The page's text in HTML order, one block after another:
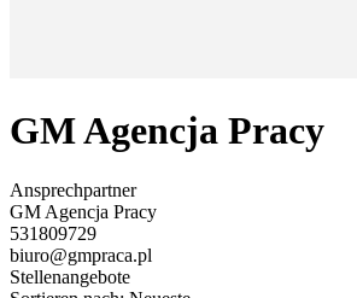
GM Agencja Pracy
Ansprechpartner
GM Agencja Pracy
531809729
biuro@gmpraca.pl
Stellenangebote